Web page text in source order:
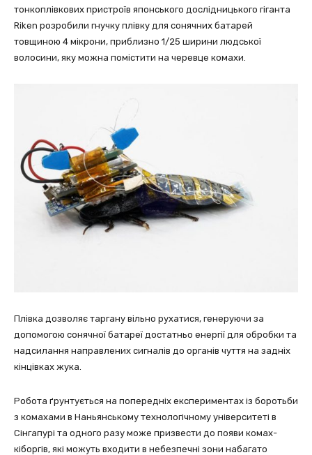
тонкоплівкових пристроїв японського дослідницького гіганта
Riken розробили гнучку плівку для сонячних батарей
товщиною 4 мікрони, приблизно 1/25 ширини людської
волосини, яку можна помістити на черевце комахи.
Плівка дозволяє таргану вільно рухатися, генеруючи за
допомогою сонячної батареї достатньо енергії для обробки та
надсилання направлених сигналів до органів чуття на задніх
кінцівках жука.
Робота ґрунтується на попередніх експериментах із боротьби
з комахами в Наньянському технологічному університеті в
Сінгапурі та одного разу може призвести до появи комах-
кіборгів, які можуть входити в небезпечні зони набагато